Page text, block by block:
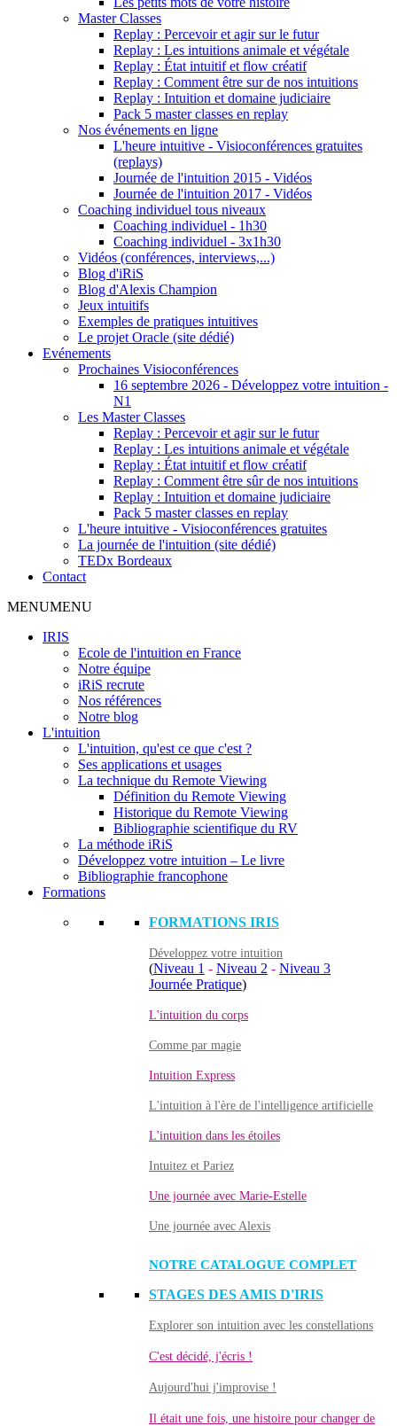
Master Classes
Replay : Percevoir et agir sur le futur
Replay : Les intuitions animale et végétale
Replay : État intuitif et flow créatif
Replay : Comment être sur de nos intuitions
Replay : Intuition et domaine judiciaire
Pack 5 master classes en replay
Nos événements en ligne
L'heure intuitive - Visioconférences gratuites
(replays)
Journée de l'intuition 2015 - Vidéos
Journée de l'intuition 2017 - Vidéos
Coaching individuel tous niveaux
Coaching individuel - 1h30
Coaching individuel - 3x1h30
Vidéos (conférences, interviews,...)
Blog d'iRiS
Blog d'Alexis Champion
Jeux intuitifs
Exemples de pratiques intuitives
Le projet Oracle (site dédié)
Evénements
Prochaines Visioconférences
16 septembre 2026 - Développez votre intuition -
N1
Les Master Classes
Replay : Percevoir et agir sur le futur
Replay : Les intuitions animale et végétale
Replay : État intuitif et flow créatif
Replay : Comment être sûr de nos intuitions
Replay : Intuition et domaine judiciaire
Pack 5 master classes en replay
L'heure intuitive - Visioconférences gratuites
La journée de l'intuition (site dédié)
TEDx Bordeaux
Contact
MENUMENU
IRIS
Ecole de l'intuition en France
Notre équipe
iRiS recrute
Nos références
Notre blog
L'intuition
L'intuition, qu'est ce que c'est ?
Ses applications et usages
La technique du Remote Viewing
Définition du Remote Viewing
Historique du Remote Viewing
Bibliographie scientifique du RV
La méthode iRiS
Développez votre intuition – Le livre
Bibliographie francophone
Formations
FORMATIONS IRIS
Développez votre intuition
(Niveau 1 - Niveau 2 - Niveau 3
Journée Pratique)
L'intuition du corps
Comme par magie
Intuition Express
L'intuition à l'ère de l'intelligence artificielle
L'intuition dans les étoiles
Intuitez et Pariez
Une journée avec Marie-Estelle
Une journée avec Alexis
NOTRE CATALOGUE COMPLET
STAGES DES AMIS D'IRIS
Explorer son intuition avec les constellations
C'est décidé, j'écris !
Aujourd'hui j'improvise !
Il était une fois, une histoire pour changer de